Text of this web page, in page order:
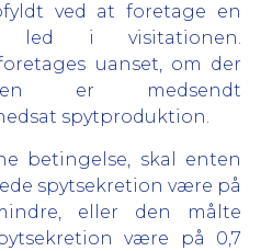
ved at foretage en
led i visitationen.
uanset, om der
er medsendt
spytproduktion.
betingelse, skal enten
spytsekretion være på
eller den målte
være på 0,7